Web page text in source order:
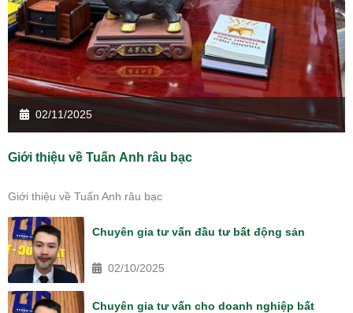
02/11/2025
Giới thiệu về Tuấn Anh râu bạc
Giới thiệu về Tuấn Anh râu bạc
Chuyên gia tư vấn đầu tư bất động sản
02/10/2025
Chuyên gia tư vấn cho doanh nghiệp bất